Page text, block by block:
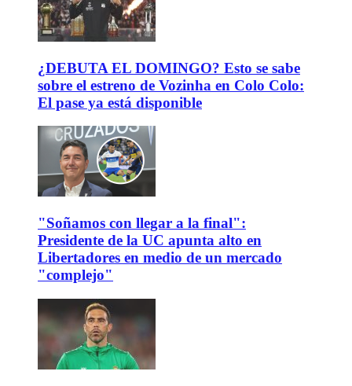
¿DEBUTA EL DOMINGO? Esto se sabe
sobre el estreno de Vozinha en Colo Colo:
El pase ya está disponible
"Soñamos con llegar a la final":
Presidente de la UC apunta alto en
Libertadores en medio de un mercado
"complejo"